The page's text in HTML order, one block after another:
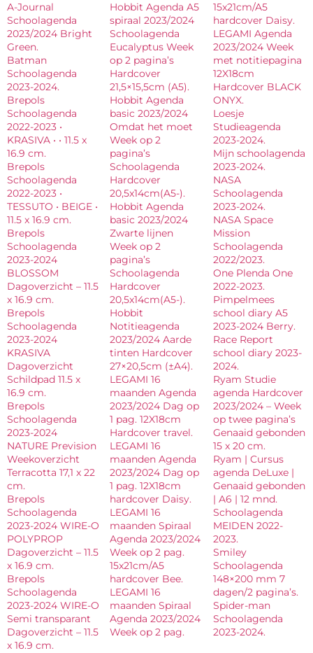
A-Journal
Schoolagenda
2023/2024 Bright
Green.
Batman
Schoolagenda
2023-2024.
Brepols
Schoolagenda
2022-2023 •
KRASIVA • • 11.5 x
16.9 cm.
Brepols
Schoolagenda
2022-2023 •
TESSUTO • BEIGE •
11.5 x 16.9 cm.
Brepols
Schoolagenda
2023-2024
BLOSSOM
Dagoverzicht – 11.5
x 16.9 cm.
Brepols
Schoolagenda
2023-2024
KRASIVA
Dagoverzicht
Schildpad 11.5 x
16.9 cm.
Brepols
Schoolagenda
2023-2024
NATURE Prevision
Weekoverzicht
Terracotta 17,1 x 22
cm.
Brepols
Schoolagenda
2023-2024 WIRE-O
POLYPROP
Dagoverzicht – 11.5
x 16.9 cm.
Brepols
Schoolagenda
2023-2024 WIRE-O
Semi transparant
Dagoverzicht – 11.5
x 16.9 cm.
Hobbit Agenda A5
spiraal 2023/2024
Schoolagenda
Eucalyptus Week
op 2 pagina’s
Hardcover
21,5×15,5cm (A5).
Hobbit Agenda
basic 2023/2024
Omdat het moet
Week op 2
pagina’s
Schoolagenda
Hardcover
20,5x14cm(A5-).
Hobbit Agenda
basic 2023/2024
Zwarte lijnen
Week op 2
pagina’s
Schoolagenda
Hardcover
20,5x14cm(A5-).
Hobbit
Notitieagenda
2023/2024 Aarde
tinten Hardcover
27×20,5cm (±A4).
LEGAMI 16
maanden Agenda
2023/2024 Dag op
1 pag. 12X18cm
Hardcover travel.
LEGAMI 16
maanden Agenda
2023/2024 Dag op
1 pag. 12X18cm
hardcover Daisy.
LEGAMI 16
maanden Spiraal
Agenda 2023/2024
Week op 2 pag.
15x21cm/A5
hardcover Bee.
LEGAMI 16
maanden Spiraal
Agenda 2023/2024
Week op 2 pag.
15x21cm/A5
hardcover Daisy.
LEGAMI Agenda
2023/2024 Week
met notitiepagina
12X18cm
Hardcover BLACK
ONYX.
Loesje
Studieagenda
2023-2024.
Mijn schoolagenda
2023-2024.
NASA
Schoolagenda
2023-2024.
NASA Space
Mission
Schoolagenda
2022/2023.
One Plenda One
2022-2023.
Pimpelmees
school diary A5
2023-2024 Berry.
Race Report
school diary 2023-
2024.
Ryam Studie
agenda Hardcover
2023/2024 – Week
op twee pagina’s
Genaaid gebonden
15 x 20 cm.
Ryam | Cursus
agenda DeLuxe |
Genaaid gebonden
| A6 | 12 mnd.
Schoolagenda
MEIDEN 2022-
2023.
Smiley
Schoolagenda
148×200 mm 7
dagen/2 pagina’s.
Spider-man
Schoolagenda
2023-2024.